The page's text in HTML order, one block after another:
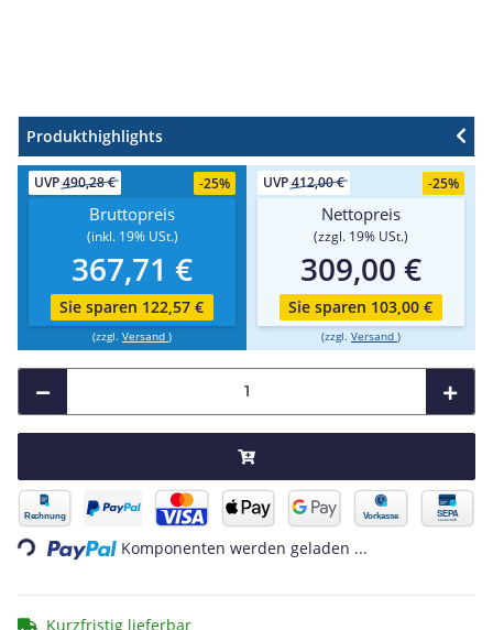
Produkthighlights
UVP490,28 € -25%
Bruttopreis
(inkl. 19% USt.)
367,71 €
Sie sparen 122,57 €
(zzgl. Versand )
UVP412,00 € -25%
Nettopreis
(zzgl. 19% USt.)
309,00 €
Sie sparen 103,00 €
(zzgl. Versand )
Loading... Komponenten werden geladen ...
Kurzfristig lieferbar